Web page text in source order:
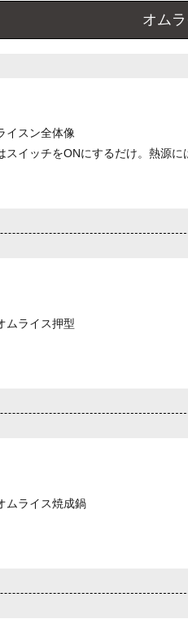
オム
イスン全体像
スイッチをONにするだけ。熱源に
ムライス押型
ムライス焼成鍋